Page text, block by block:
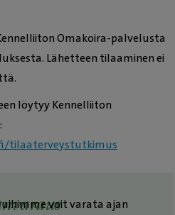
Omakoira-palvelusta
Lähetteen tilaaminen ei
löytyy Kennelliiton
tilaaterveystutkimus
voit varata ajan